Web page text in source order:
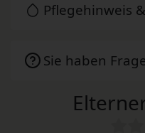
Pflegehinweis
Sie haben